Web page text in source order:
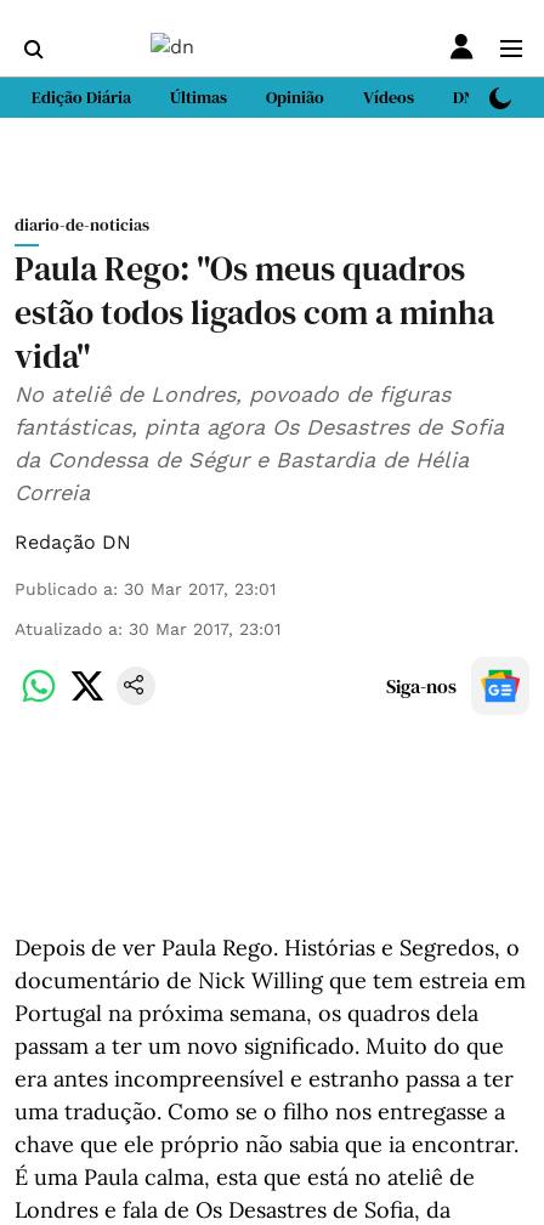
Edição Diária Últimas Opinião Vídeos DN Sport
diario-de-noticias
Paula Rego: "Os meus quadros
estão todos ligados com a minha
vida"
No ateliê de Londres, povoado de figuras
fantásticas, pinta agora Os Desastres de Sofia
da Condessa de Ségur e Bastardia de Hélia
Correia
Redação DN
Publicado a: 30 Mar 2017, 23:01
Atualizado a: 30 Mar 2017, 23:01
Siga-nos
Depois de ver Paula Rego. Histórias e Segredos, o
documentário de Nick Willing que tem estreia em
Portugal na próxima semana, os quadros dela
passam a ter um novo significado. Muito do que
era antes incompreensível e estranho passa a ter
uma tradução. Como se o filho nos entregasse a
chave que ele próprio não sabia que ia encontrar.
É uma Paula calma, esta que está no ateliê de
Londres e fala de Os Desastres de Sofia, da